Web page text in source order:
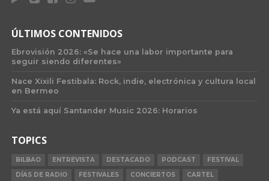
ÚLTIMOS CONTENIDOS
Ebrovisión 2026: «Se hace una labor importante para
seguir siendo diferentes»
Nace Xixili Festibala: Rock, indie, electrónica y cultura local
en Bermeo
Ya está aquí Santander Music 2026: Horarios
TOPICS
BILBAO ENTREVISTA DESTACADO PODCAST
FESTIVAL
DÍAS DE RADIO
FESTIVALES CONCIERTOS CARTEL